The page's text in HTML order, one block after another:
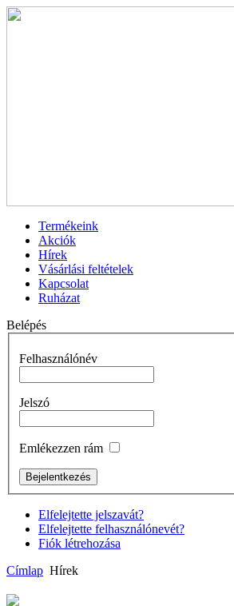
Termékeink
Akciók
Hírek
Vásárlási feltételek
Kapcsolat
Ruházat
Belépés
Felhasználónév
Jelszó
Emlékezzen rám
Elfelejtette jelszavát?
Elfelejtette felhasználónevét?
Fiók létrehozása
Címlap Hírek